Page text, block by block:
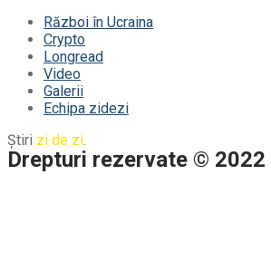
Război în Ucraina
Crypto
Longread
Video
Galerii
Echipa zidezi
Știri zi de zi.
Drepturi rezervate © 2022